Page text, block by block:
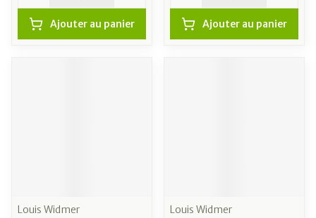
Ajouter au panier Ajouter au panier
Louis Widmer
Louis Widmer